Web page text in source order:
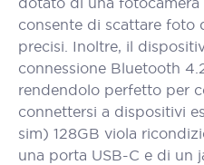
consente di scattare foto
precisi. Inoltre, il
connessione Bluetooth
rendendolo perfetto per
connettersi a dispositivi
sim) 128GB viola
una porta USB-C e di un